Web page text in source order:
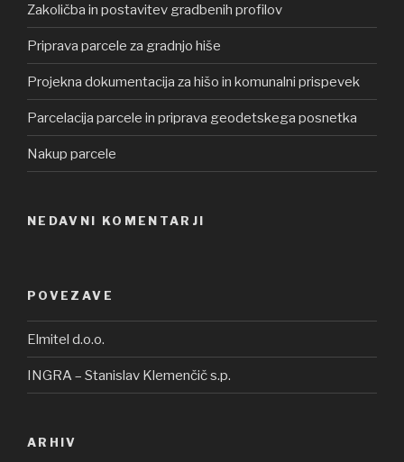
Zakoličba in postavitev gradbenih profilov
Priprava parcele za gradnjo hiše
Projekna dokumentacija za hišo in komunalni prispevek
Parcelacija parcele in priprava geodetskega posnetka
Nakup parcele
NEDAVNI KOMENTARJI
POVEZAVE
Elmitel d.o.o.
INGRA – Stanislav Klemenčič s.p.
ARHIV